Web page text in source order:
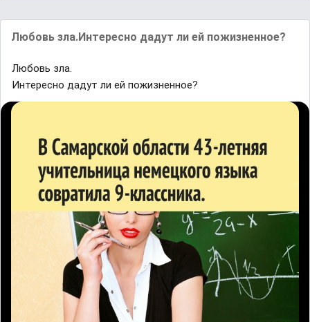
Любовь зла.Интересно дадут ли ей пожизненное?
Любовь зла.
Интересно дадут ли ей пожизненное?